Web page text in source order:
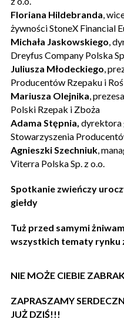
Floriana Hildebranda ,
żywności StoneX Financial
Michała Jaskowskiego ,
Dreyfus Company Polska
Juliusza Młodeckiego ,
Producentów Rzepaku i
Mariusza Olejnika ,
Polski Rzepak i Zboża
Adama Stępnia, dyrektora
Stowarzyszenia
Agnieszki Szechniuk ,
Viterra Polska Sp. z o.o.
Spotkanie zwieńczy
giełdy
Tuż przed samymi
wszystkich tematy rynku
NIE MOŻE CIEBIE
ZAPRASZAMY
JUŻ DZIŚ!!!